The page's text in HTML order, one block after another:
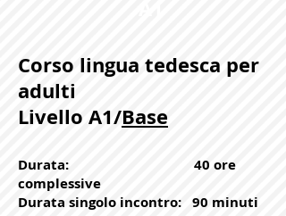
Corso lingua tedesca per
adulti
Livello A1/Base
Durata: 40 ore
complessive
Durata singolo incontro: 90 minuti